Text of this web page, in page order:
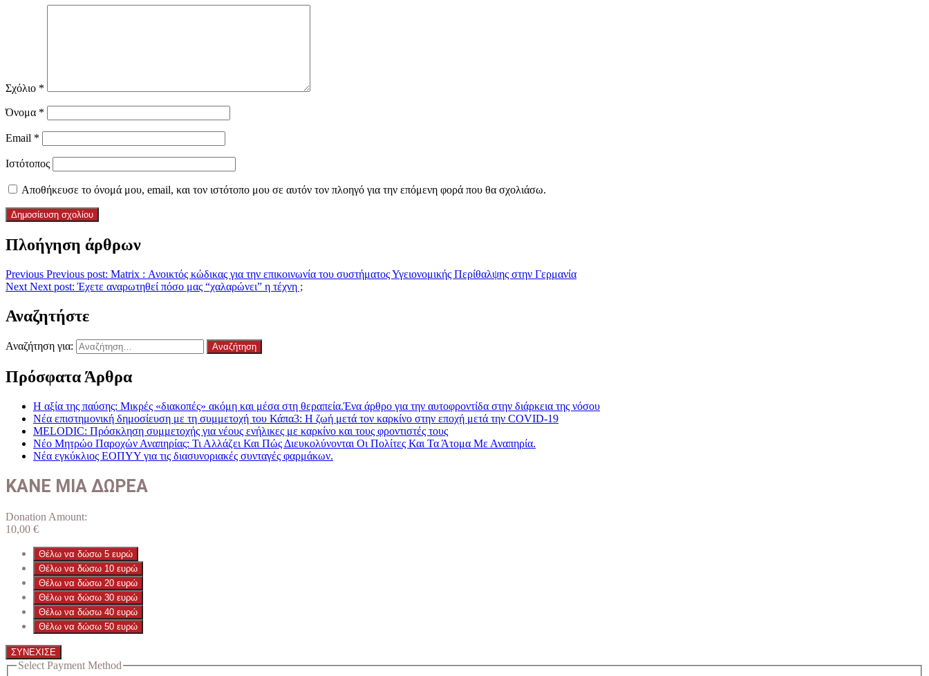
Σχόλιο *
Όνομα *
Email *
Ιστότοπος
Αποθήκευσε το όνομά μου, email, και τον ιστότοπο μου σε αυτόν τον πλοηγό για την επόμενη φορά που θα σχολιάσω.
Πλοήγηση άρθρων
Previous Previous post: Matrix : Ανοικτός κώδικας για την επικοινωνία του συστήματος Υγειονομικής Περίθαλψης στην Γερμανία
Next Next post: Έχετε αναρωτηθεί πόσο μας “χαλαρώνει” η τέχνη ;
Αναζητήστε
Αναζήτηση για:
Πρόσφατα Άρθρα
Η αξία της παύσης: Μικρές «διακοπές» ακόμη και μέσα στη θεραπεία.Ένα άρθρο για την αυτοφροντίδα στην διάρκεια της νόσου
Νέα επιστημονική δημοσίευση με τη συμμετοχή του Κάπα3: Η ζωή μετά τον καρκίνο στην εποχή μετά την COVID-19
MELODIC: Πρόσκληση συμμετοχής για νέους ενήλικες με καρκίνο και τους φροντιστές τους
Νέο Μητρώο Παροχών Αναπηρίας: Τι Αλλάζει Και Πώς Διευκολύνονται Οι Πολίτες Και Τα Άτομα Με Αναπηρία.
Νέα εγκύκλιος ΕΟΠΥΥ για τις διασυνοριακές συνταγές φαρμάκων.
ΚΑΝΕ ΜΙΑ ΔΩΡΕΑ
Donation Amount:
10,00 €
Θέλω να δώσω 5 ευρώ
Θέλω να δώσω 10 ευρώ
Θέλω να δώσω 20 ευρώ
Θέλω να δώσω 30 ευρώ
Θέλω να δώσω 40 ευρώ
Θέλω να δώσω 50 ευρώ
ΣΥΝΕΧΙΣΕ
Select Payment Method